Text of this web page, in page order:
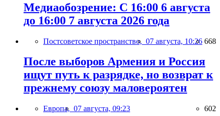
Медиаобозрение: С 16:00 6 августа
до 16:00 7 августа 2026 года
Постсоветское пространство, 07 августа, 10:26 668
После выборов Армения и Россия
ищут путь к разрядке, но возврат к
прежнему союзу маловероятен
Европа, 07 августа, 09:23 602